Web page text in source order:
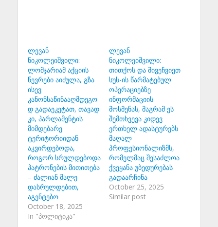
ლევან
ნიკოლეიშვილი:
ლომჯარიამ აქციის
წევრები აიძულა, გზა
ისევ
კანონსაწინააღმდეგო
დ გადაეკეტათ, თავად
კი, პარლამენტის
მიმდებარე
ტერიტორიიდან
აკვირდებოდა,
როგორ სრულდებოდა
პატრონების მითითება
– ძალიან მალე
დასრულდებით,
აგენტებო
October 18, 2025
In "პოლიტიკა"
ლევან
ნიკოლეიშვილი:
თითქოს და მივეჩვიეთ
სუს-ის წარმატებულ
ოპერაციებზე
ინფორმაციის
მოსმენას, მაგრამ ეს
შემთხვევა კიდევ
ერთხელ ადასტურებს
მაღალ
პროფესიონალიზმს,
რომელმაც შესაძლოა
ქვეყანა უბედურებას
გადაარჩინა
October 25, 2025
Similar post